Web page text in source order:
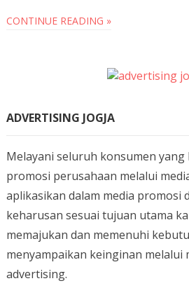
CONTINUE READING »
ADVERTISING JOGJA
Melayani seluruh konsumen
promosi perusahaan melalui
aplikasikan dalam media promosi
keharusan sesuai tujuan utama
memajukan dan memenuhi
menyampaikan keinginan melalui
advertising.